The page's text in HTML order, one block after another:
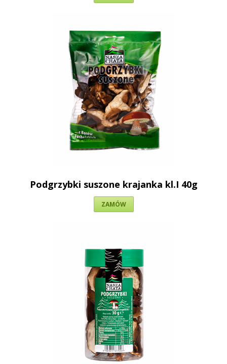
Podgrzybki suszone krajanka kl.I 40g
ZAMÓW